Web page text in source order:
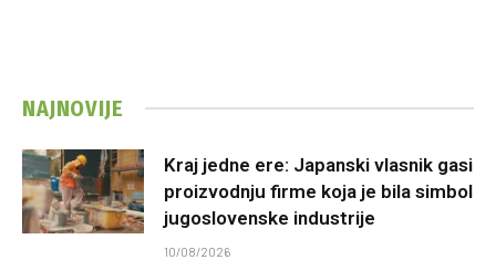
NAJNOVIJE
Kraj jedne ere: Japanski vlasnik gasi
proizvodnju firme koja je bila simbol
jugoslovenske industrije
10/08/2026